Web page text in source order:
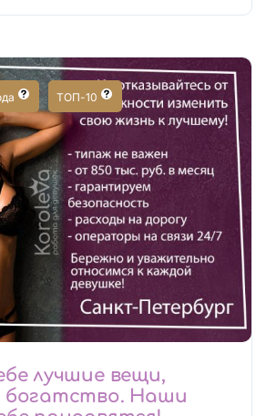
ТОП-10
лучшие вещи,
богатство. Наши